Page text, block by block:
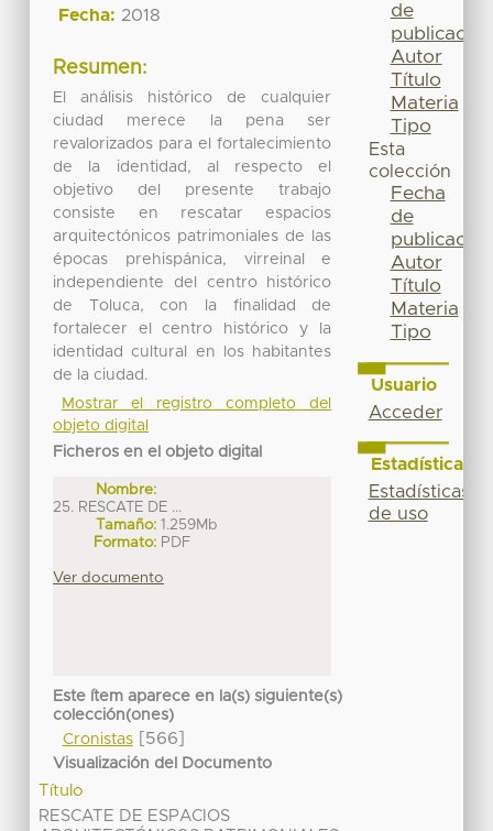
Fecha: 2018
Resumen:
El análisis histórico de cualquier
ciudad merece la pena ser
revalorizados para el fortalecimiento
de la identidad, al respecto el
objetivo del presente trabajo
consiste en rescatar espacios
arquitectónicos patrimoniales de las
épocas prehispánica, virreinal e
independiente del centro histórico
de Toluca, con la finalidad de
fortalecer el centro histórico y la
identidad cultural en los habitantes
de la ciudad.
Mostrar el registro completo del
objeto digital
Ficheros en el objeto digital
Nombre:
25. RESCATE DE ...
Tamaño: 1.259Mb
Formato: PDF
Ver documento
Este ítem aparece en la(s) siguiente(s)
colección(ones)
Cronistas[566]
Visualización del Documento
Título
RESCATE DE ESPACIOS
de
publicación
Autor
Título
Materia
Tipo
Esta
colección
Fecha
de
publicación
Autor
Título
Materia
Tipo
Usuario
Acceder
Estadísticas
Estadísticas
de uso